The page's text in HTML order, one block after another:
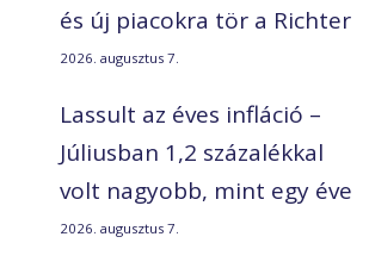
és új piacokra tör a Richter
2026. augusztus 7.
Lassult az éves infláció –
Júliusban 1,2 százalékkal
volt nagyobb, mint egy éve
2026. augusztus 7.